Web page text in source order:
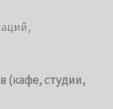
(кафе, студии,